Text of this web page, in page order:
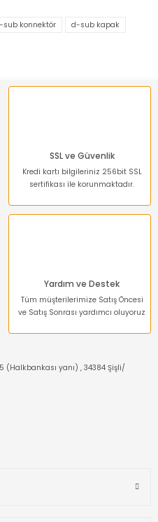
öneri formunu
ederiz.
bulunuyor.
olmalı.
sub konnektör
d-sub kapak
SSL ve Güvenlik
Kredi kartı bilgileriniz 256bit SSL
sertifikası ile korunmaktadır.
Yardım ve Destek
Tüm müşterilerimize Satış Öncesi
ve Satış Sonrası yardımcı oluyoruz
(Halkbankası yanı) , 34384 Şişli/